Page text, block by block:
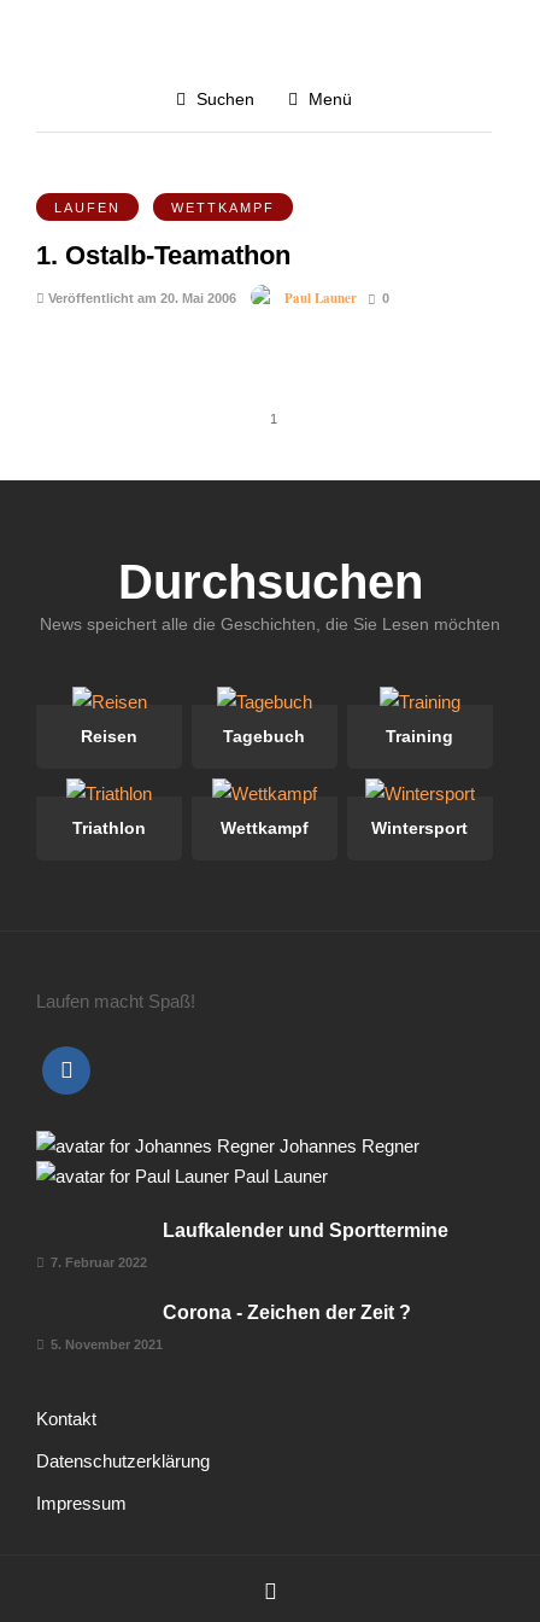
Suchen Menü
Alle blog-posts von Mai 2006
LAUFEN WETTKAMPF
1. Ostalb-Teamathon
Veröffentlicht am 20. Mai 2006 Paul Launer 0
1
Durchsuchen
News speichert alle die Geschichten, die Sie Lesen möchten
Reisen Tagebuch Training
Triathlon Wettkampf Wintersport
Laufen macht Spaß!
Johannes Regner
Paul Launer
Laufkalender und Sporttermine
7. Februar 2022
Corona - Zeichen der Zeit ?
5. November 2021
Kontakt
Datenschutzerklärung
Impressum